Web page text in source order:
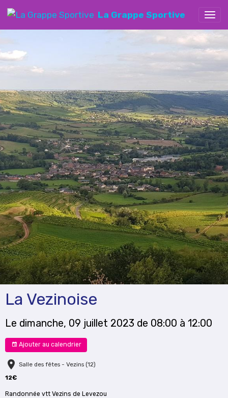
La Grappe Sportive
La Vezinoise
Le dimanche, 09 juillet 2023 de 08:00 à 12:00
Ajouter au calendrier
Salle des fêtes - Vezins (12)
12€
Randonnée vtt Vezins de Levezou